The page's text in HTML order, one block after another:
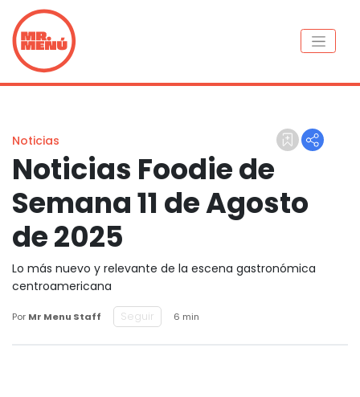
Noticias
Noticias Foodie de
Semana 11 de Agosto
de 2025
Lo más nuevo y relevante de la escena gastronómica
centroamericana
Por Mr Menu Staff Seguir 6 min